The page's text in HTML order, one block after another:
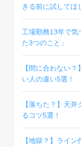
きる前に試してほ
工場勤務13年で気
た3つのこと」
【間に合わない
い人の違い5選！
【落ちた？】天
るコツ5選！
【地獄？】ライ